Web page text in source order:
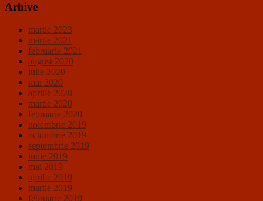
Arhive
martie 2023
martie 2021
februarie 2021
august 2020
iulie 2020
mai 2020
aprilie 2020
martie 2020
februarie 2020
noiembrie 2019
octombrie 2019
septembrie 2019
iunie 2019
mai 2019
aprilie 2019
martie 2019
februarie 2019